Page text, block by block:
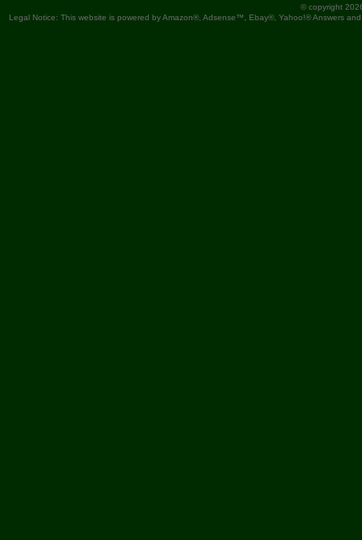
© copyright
Legal Notice: This website is powered by Amazon®, Adsense™, Ebay®, Yahoo!® Answers